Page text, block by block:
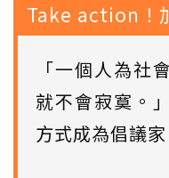
Take action！
「一個人為社
就不會寂寞。
方式成為倡議家